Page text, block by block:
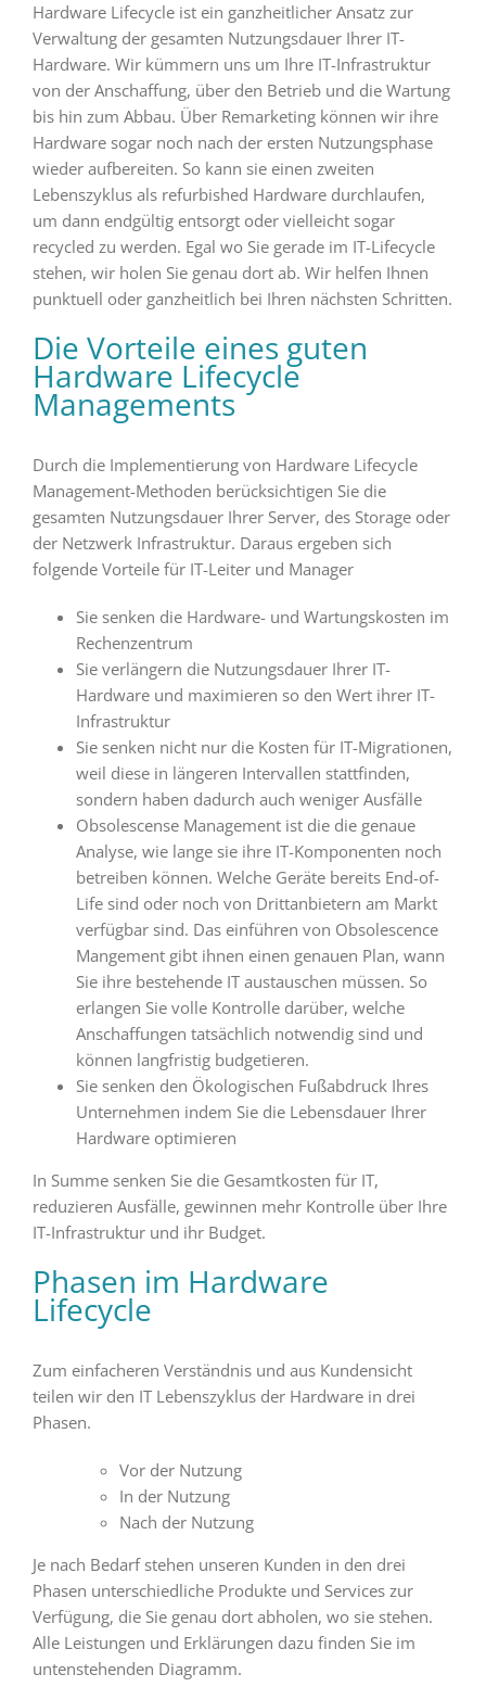
Hardware Lifecycle ist ein ganzheitlicher Ansatz zur
Verwaltung der gesamten Nutzungsdauer Ihrer IT-
Hardware. Wir kümmern uns um Ihre IT-Infrastruktur
von der Anschaffung, über den Betrieb und die Wartung
bis hin zum Abbau. Über Remarketing können wir ihre
Hardware sogar noch nach der ersten Nutzungsphase
wieder aufbereiten. So kann sie einen zweiten
Lebenszyklus als refurbished Hardware durchlaufen,
um dann endgültig entsorgt oder vielleicht sogar
recycled zu werden. Egal wo Sie gerade im IT-Lifecycle
stehen, wir holen Sie genau dort ab. Wir helfen Ihnen
punktuell oder ganzheitlich bei Ihren nächsten Schritten.
Die Vorteile eines guten
Hardware Lifecycle
Managements
Durch die Implementierung von Hardware Lifecycle
Management-Methoden berücksichtigen Sie die
gesamten Nutzungsdauer Ihrer Server, des Storage oder
der Netzwerk Infrastruktur. Daraus ergeben sich
folgende Vorteile für IT-Leiter und Manager
Sie senken die Hardware- und Wartungskosten im
Rechenzentrum
Sie verlängern die Nutzungsdauer Ihrer IT-
Hardware und maximieren so den Wert ihrer IT-
Infrastruktur
Sie senken nicht nur die Kosten für IT-Migrationen,
weil diese in längeren Intervallen stattfinden,
sondern haben dadurch auch weniger Ausfälle
Obsolescense Management ist die die genaue
Analyse, wie lange sie ihre IT-Komponenten noch
betreiben können. Welche Geräte bereits End-of-
Life sind oder noch von Drittanbietern am Markt
verfügbar sind. Das einführen von Obsolescence
Mangement gibt ihnen einen genauen Plan, wann
Sie ihre bestehende IT austauschen müssen. So
erlangen Sie volle Kontrolle darüber, welche
Anschaffungen tatsächlich notwendig sind und
können langfristig budgetieren.
Sie senken den Ökologischen Fußabdruck Ihres
Unternehmen indem Sie die Lebensdauer Ihrer
Hardware optimieren
In Summe senken Sie die Gesamtkosten für IT,
reduzieren Ausfälle, gewinnen mehr Kontrolle über Ihre
IT-Infrastruktur und ihr Budget.
Phasen im Hardware
Lifecycle
Zum einfacheren Verständnis und aus Kundensicht
teilen wir den IT Lebenszyklus der Hardware in drei
Phasen.
Vor der Nutzung
In der Nutzung
Nach der Nutzung
Je nach Bedarf stehen unseren Kunden in den drei
Phasen unterschiedliche Produkte und Services zur
Verfügung, die Sie genau dort abholen, wo sie stehen.
Alle Leistungen und Erklärungen dazu finden Sie im
untenstehenden Diagramm.